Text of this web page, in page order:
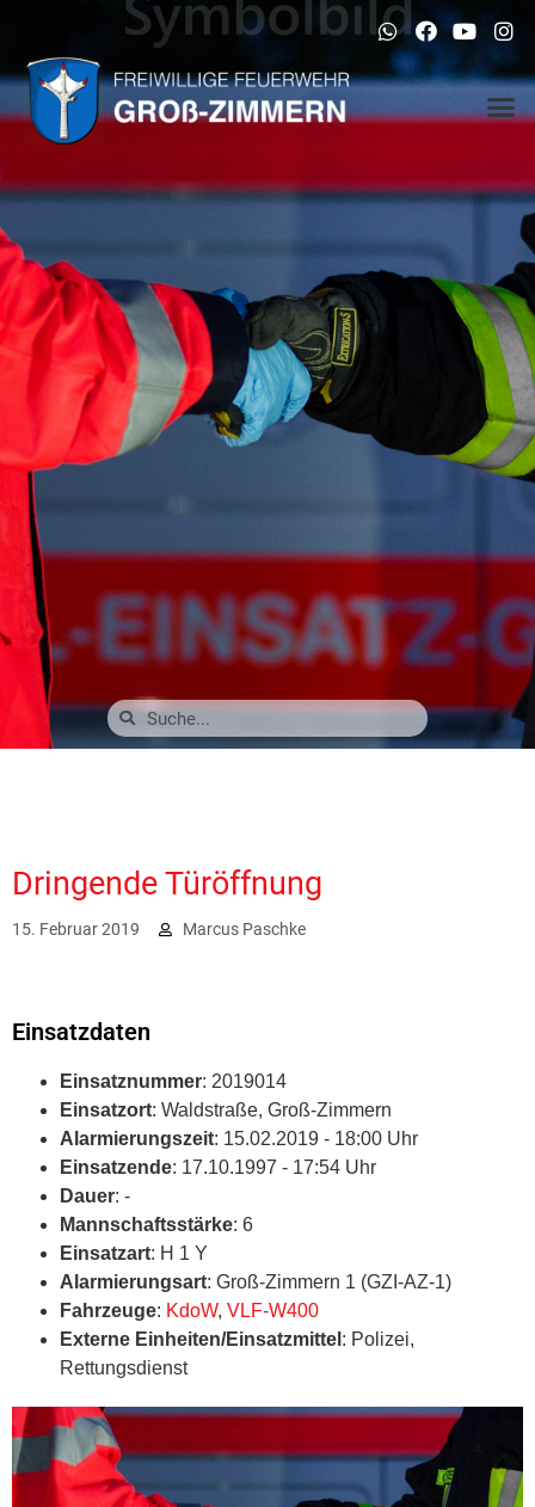
Dringende Türöffnung
15. Februar 2019 Marcus Paschke
Einsatzdaten
Einsatznummer: 2019014
Einsatzort: Waldstraße, Groß-Zimmern
Alarmierungszeit: 15.02.2019 - 18:00 Uhr
Einsatzende: 17.10.1997 - 17:54 Uhr
Dauer: -
Mannschaftsstärke: 6
Einsatzart: H 1 Y
Alarmierungsart: Groß-Zimmern 1 (GZI-AZ-1)
Fahrzeuge: KdoW, VLF-W400
Externe Einheiten/Einsatzmittel : Polizei,
Rettungsdienst